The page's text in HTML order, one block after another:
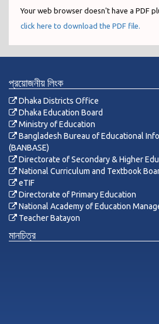
Your web browser doesn't have a PDF
click here to download the PDF file.
প্রয়োজনীয় লিংক
Dhaka Districts Office
Dhaka Education Board
Ministry of Education
Bangladesh Bureau of Educational
(BANBASE)
Directorate of Secondary & Higher
National Curriculum and Textbook
eTIF
Directorate of Primary Education
National Academy of Education
Teacher Batayon
মানচিত্র